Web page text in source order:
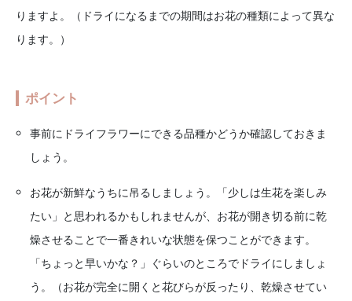
りますよ。（ドライになるまでの期間はお花の種類によって異な
ります。）
ポイント
事前にドライフラワーにできる品種かどうか確認しておきま
しょう。
お花が新鮮なうちに吊るしましょう。「少しは生花を楽しみ
たい」と思われるかもしれませんが、お花が開き切る前に乾
燥させることで一番きれいな状態を保つことができます。
「ちょっと早いかな？」ぐらいのところでドライにしましょ
う。（お花が完全に開くと花びらが反ったり、乾燥させてい